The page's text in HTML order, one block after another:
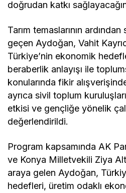
doğrudan katkı
Tarım temaslarının
geçen Aydoğan, Vahit
Türkiye’nin ekonomik
beraberlik anlayışı ile
konularında fikir
ayrıca sivil toplum
etkisi ve gençliğe yönelik
değerlendirildi.
Program kapsamında AK
ve Konya Milletvekili Ziya
araya gelen Aydoğan,
hedefleri, üretim odaklı